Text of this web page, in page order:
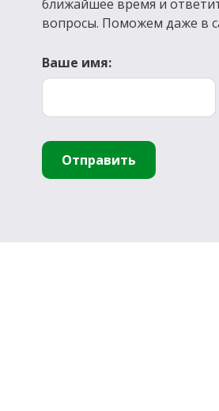
ближайшее время и
вопросы. Поможем даже в
Ваше имя:
Отправить